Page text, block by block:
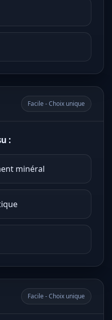
Facile - Choix unique
:
minéral
Facile - Choix unique